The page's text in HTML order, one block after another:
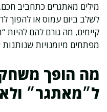
מילים מאתגרים כתחביב
לשלב ביום עמוס או להפוך
קיימים, מה גורם להם להיות
מפתחים מיומנויות
מה הופך
ל״מאתגר״